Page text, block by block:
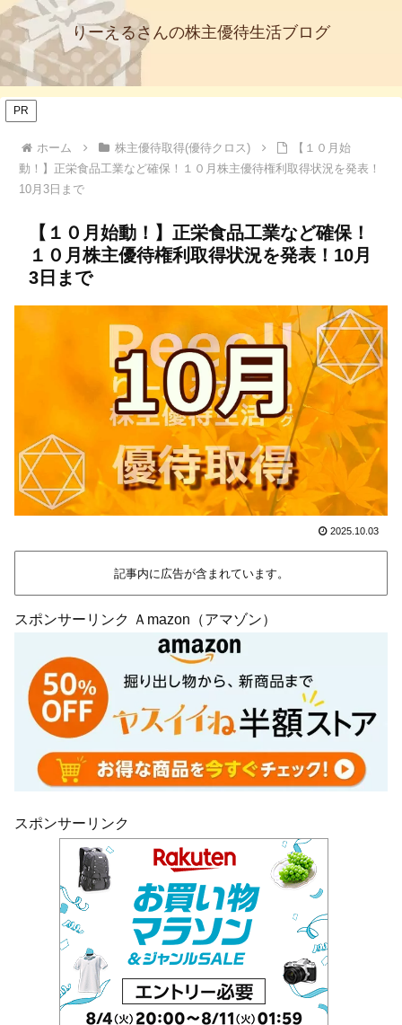
りーえるさんの株主優待生活ブログ
PR
ホーム 株主優待取得(優待クロス)
【１０月始
動！】正栄食品工業など確保！１０月株主優待権利取得状況を発表！
10月3日まで
【１０月始動！】正栄食品工業など確保！
１０月株主優待権利取得状況を発表！10月
3日まで
2025.10.03
記事内に広告が含まれています。
スポンサーリンク Ａmazon（アマゾン）
スポンサーリンク